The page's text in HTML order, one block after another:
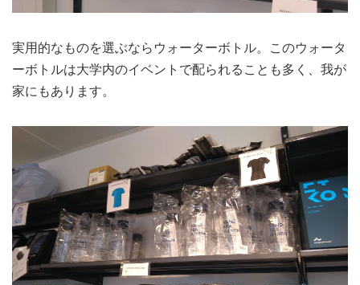
実用的なものを選ぶならウォーターボトル。このウォータ
ーボトルは大学内のイベントで配られることも多く、我が
家にもあります。